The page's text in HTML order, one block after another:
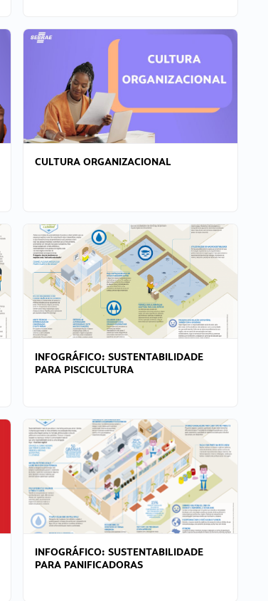
CULTURA ORGANIZACIONAL
INFOGRÁFICO: SUSTENTABILIDADE
PARA PISCICULTURA
INFOGRÁFICO: SUSTENTABILIDADE
PARA PANIFICADORAS